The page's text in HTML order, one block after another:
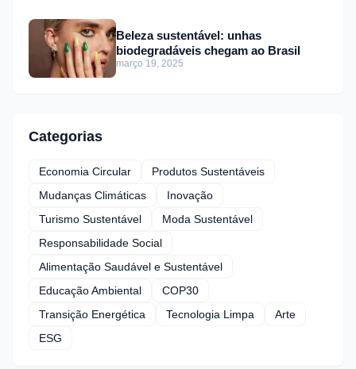
Beleza sustentável: unhas
biodegradáveis chegam ao Brasil
março 19, 2025
Categorias
Economia Circular
Produtos Sustentáveis
Mudanças Climáticas
Inovação
Turismo Sustentável
Moda Sustentável
Responsabilidade Social
Alimentação Saudável e Sustentável
Educação Ambiental
COP30
Transição Energética
Tecnologia Limpa
Arte
ESG